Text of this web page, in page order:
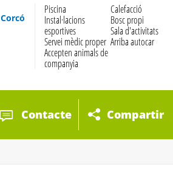
Piscina
Calefacció
Instal·lacions
esportives
Bosc propi
Sala d'activitats
Servei mèdic proper Arriba autocar
Accepten animals de
companyia
Contacte Compartir